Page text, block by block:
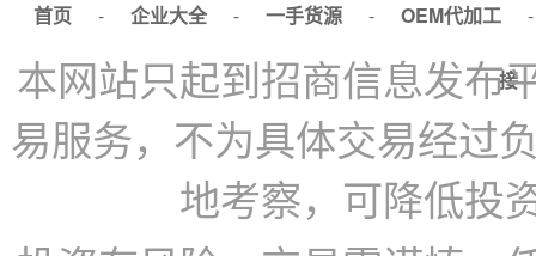
首页 - 企业大全 - 一手货源 - OEM代加工
接
本网站只起到招商信息发
易服务，不为具体交易经过
地考察，可降低投